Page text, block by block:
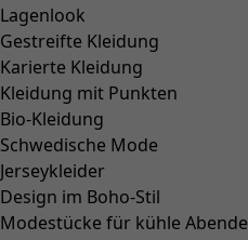
Lagenlook
Gestreifte Kleidung
Karierte Kleidung
Kleidung mit Punkten
Bio-Kleidung
Schwedische Mode
Jerseykleider
Design im Boho-Stil
Modestücke für kühle Abende